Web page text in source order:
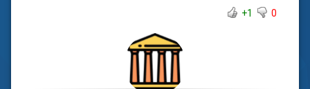
+1
0